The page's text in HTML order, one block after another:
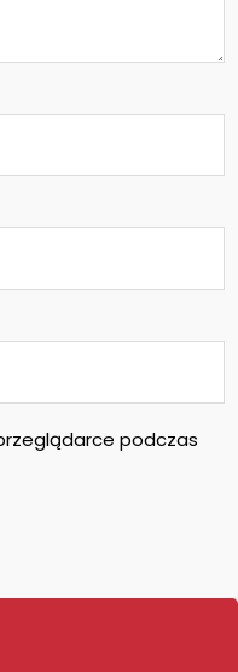
podczas